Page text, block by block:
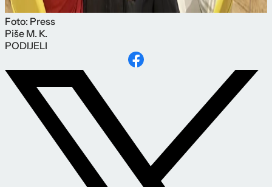
Foto: Press
Piše M. K.
PODIJELI